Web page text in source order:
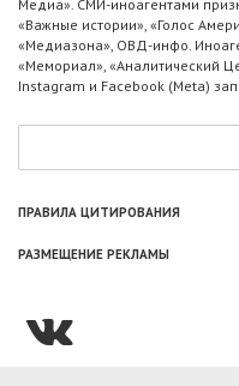
Медиа». СМИ-иноагентами
«Важные истории», «Голос
«Медиазона», ОВД-инфо.
«Мемориал», «Аналитический
Instagram и Facebook (Metа)
ПРАВИЛА ЦИТИРОВАНИЯ
РАЗМЕЩЕНИЕ РЕКЛАМЫ